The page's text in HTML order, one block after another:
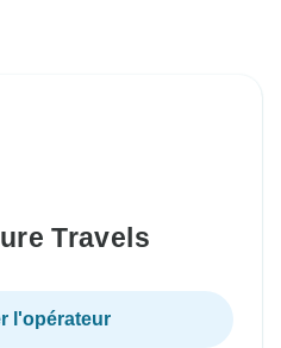
Travels
l'opérateur